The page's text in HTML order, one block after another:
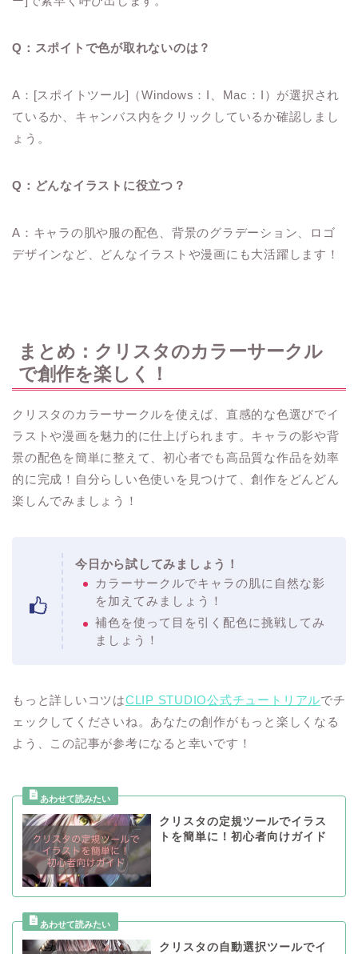
Q：スポイトで色が取れないのは？
A：[スポイトツール]（Windows：I、Mac：I）が選択され
ているか、キャンバス内をクリックしているか確認しまし
ょう。
Q：どんなイラストに役立つ？
A：キャラの肌や服の配色、背景のグラデーション、ロゴ
デザインなど、どんなイラストや漫画にも大活躍します！
まとめ：クリスタのカラーサークル
で創作を楽しく！
クリスタのカラーサークルを使えば、直感的な色選びでイ
ラストや漫画を魅力的に仕上げられます。キャラの影や背
景の配色を簡単に整えて、初心者でも高品質な作品を効率
的に完成！自分らしい色使いを見つけて、創作をどんどん
楽しんでみましょう！
今日から試してみましょう！
カラーサークルでキャラの肌に自然な影
を加えてみましょう！
補色を使って目を引く配色に挑戦してみ
ましょう！
もっと詳しいコツはCLIP STUDIO公式チュートリアルでチ
ェックしてくださいね。あなたの創作がもっと楽しくなる
よう、この記事が参考になると幸いです！
クリスタの定規ツールでイラス
トを簡単に！初心者向けガイド
クリスタの自動選択ツールでイ